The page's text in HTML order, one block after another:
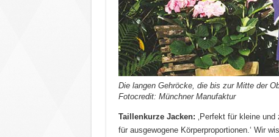
Die langen Gehröcke, die bis zur Mitte der
Fotocredit: Münchner Manufaktur
Taillenkurze Jacken: ‚Perfekt für kleine
für ausgewogene Körperproportionen.‘ Wir